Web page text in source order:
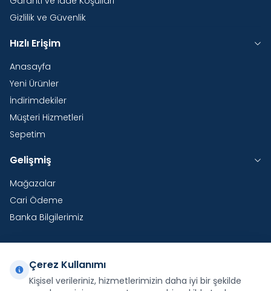
Gizlilik ve Güvenlik
Hızlı Erişim
Anasayfa
Yeni Ürünler
İndirimdekiler
Müşteri Hizmetleri
Sepetim
Gelişmiş
Mağazalar
Cari Ödeme
Banka Bilgilerimiz
Yurtdışı Kargo
Çerez Kullanımı
Kişisel verileriniz, hizmetlerimizin daha iyi bir şekilde